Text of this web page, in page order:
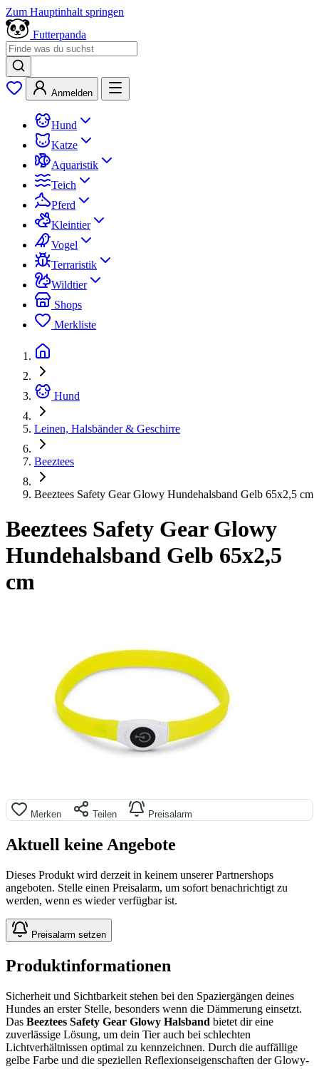
Zum Hauptinhalt springen
Futterpanda
Anmelden
Hund
Katze
Aquaristik
Teich
Pferd
Kleintier
Vogel
Terraristik
Wildtier
Shops
Merkliste
Hund
Leinen, Halsbänder & Geschirre
Beeztees
Beeztees Safety Gear Glowy Hundehalsband Gelb 65x2,5 cm
Beeztees Safety Gear Glowy
Hundehalsband Gelb 65x2,5
cm
Merken Teilen Preisalarm
Aktuell keine Angebote
Dieses Produkt wird derzeit in keinem unserer Partnershops
angeboten. Stelle einen Preisalarm, um sofort benachrichtigt zu
werden, wenn es wieder verfügbar ist.
Preisalarm setzen
Produktinformationen
Sicherheit und Sichtbarkeit stehen bei den Spaziergängen deines
Hundes an erster Stelle, besonders wenn die Dämmerung einsetzt.
Das Beeztees Safety Gear Glowy Halsband bietet dir eine
zuverlässige Lösung, um dein Tier auch bei schlechten
Lichtverhältnissen optimal zu kennzeichnen. Durch die auffällige
gelbe Farbe und die speziellen Reflexionseigenschaften der Glowy-